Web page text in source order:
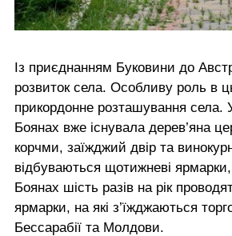
Із приєднанням Буковини до
розвиток села. Особливу роль в
прикордонне розташування села.
Боянах вже існувала дерев’яна
корчми, заїжджий двір та
відбуваються щотижневі
Боянах шість разів на рік
ярмарки, на які з’їжджаються
Бессарабії та Молдови.